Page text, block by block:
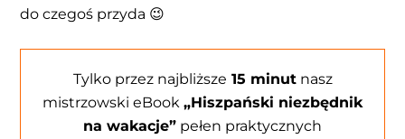
do czegoś przyda 😉
Tylko przez najbliższe 15 minutnasz
mistrzowski eBook „Hiszpański niezbędnik
na wakacje” pełen praktycznych